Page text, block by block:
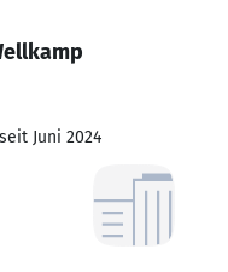
Juni 2024